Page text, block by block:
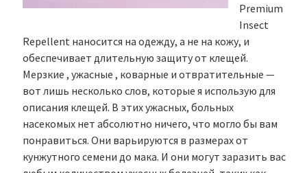
Premium
Insect
Repellent наносится на одежду, а не на кожу, и
обеспечивает длительную защиту от клещей.
Мерзкие , ужасные , коварные и отвратительные —
вот лишь несколько слов, которые я использую для
описания клещей. В этих ужасных, больных
насекомых нет абсолютно ничего, что могло бы вам
понравиться. Они варьируются в размерах от
кунжутного семени до мака. И они могут заразить вас